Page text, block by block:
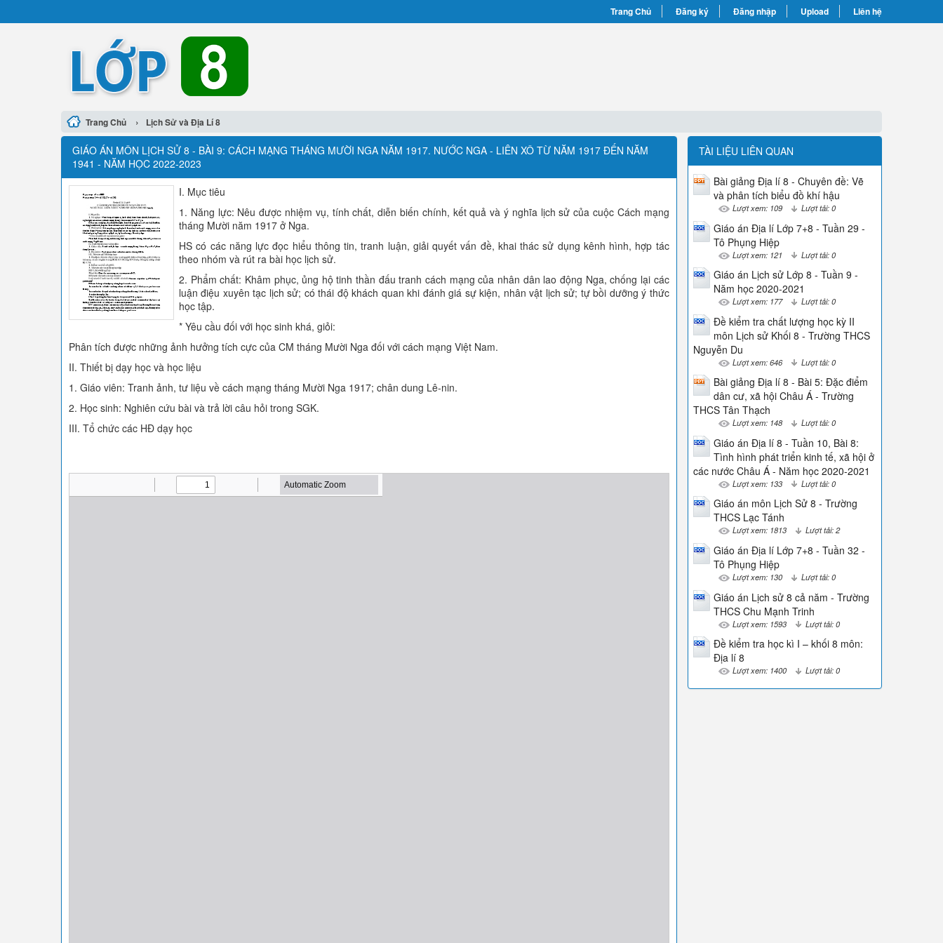
Trang Chủ Đăng ký Đăng nhập Upload Liên hệ
Trang Chủ › Lịch Sử và Địa Lí 8
GIÁO ÁN MÔN LỊCH SỬ 8 - BÀI 9: CÁCH MẠNG THÁNG MƯỜI NGA NĂM 1917. NƯỚC NGA - LIÊN XÔ TỪ NĂM 1917 ĐẾN NĂM
1941 - NĂM HỌC 2022-2023
I. Mục tiêu
1. Năng lực: Nêu được nhiệm vụ, tính chất, diễn biến chính, kết quả và ý nghĩa lịch sử của cuộc Cách mạng
tháng Mười năm 1917 ở Nga.
HS có các năng lực đọc hiểu thông tin, tranh luận, giải quyết vấn đề, khai thác sử dụng kênh hình, hợp tác
theo nhóm và rút ra bài học lịch sử.
2. Phẩm chất: Khâm phục, ủng hộ tinh thần đấu tranh cách mạng của nhân dân lao động Nga, chống lại các
luận điệu xuyên tạc lịch sử; có thái độ khách quan khi đánh giá sự kiện, nhân vật lịch sử; tự bồi dưỡng ý thức
học tập.
* Yêu cầu đối với học sinh khá, giỏi:
Phân tích được những ảnh hưởng tích cực của CM tháng Mười Nga đối với cách mạng Việt Nam.
II. Thiết bị dạy học và học liệu
1. Giáo viên: Tranh ảnh, tư liệu về cách mạng tháng Mười Nga 1917; chân dung Lê-nin.
2. Học sinh: Nghiên cứu bài và trả lời câu hỏi trong SGK.
III. Tổ chức các HĐ dạy học
TÀI LIỆU LIÊN QUAN
Bài giảng Địa lí 8 - Chuyên đề: Vẽ
và phân tích biểu đồ khí hậu
Lượt xem: 109 Lượt tải: 0
Giáo án Địa lí Lớp 7+8 - Tuần 29 -
Tô Phụng Hiệp
Lượt xem: 121 Lượt tải: 0
Giáo án Lịch sử Lớp 8 - Tuần 9 -
Năm học 2020-2021
Lượt xem: 177 Lượt tải: 0
Đề kiểm tra chất lượng học kỳ II
môn Lịch sử Khối 8 - Trường THCS
Nguyễn Du
Lượt xem: 646 Lượt tải: 0
Bài giảng Địa lí 8 - Bài 5: Đặc điểm
dân cư, xã hội Châu Á - Trường
THCS Tân Thạch
Lượt xem: 148 Lượt tải: 0
Giáo án Địa lí 8 - Tuần 10, Bài 8:
Tình hình phát triển kinh tế, xã hội ở
các nước Châu Á - Năm học 2020-2021
Lượt xem: 133 Lượt tải: 0
Giáo án môn Lịch Sử 8 - Trường
THCS Lạc Tánh
Lượt xem: 1813 Lượt tải: 2
Giáo án Địa lí Lớp 7+8 - Tuần 32 -
Tô Phụng Hiệp
Lượt xem: 130 Lượt tải: 0
Giáo án Lịch sử 8 cả năm - Trường
THCS Chu Mạnh Trinh
Lượt xem: 1593 Lượt tải: 0
Đề kiểm tra học kì I – khối 8 môn:
Địa lí 8
Lượt xem: 1400 Lượt tải: 0